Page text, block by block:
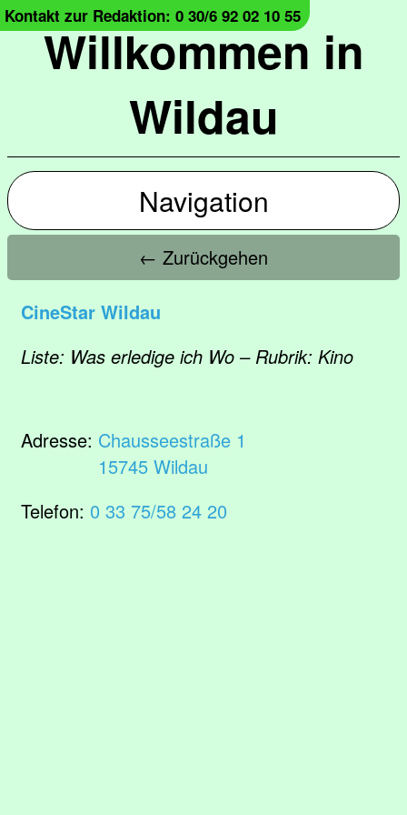
Willkommen in
Wildau
Kontakt zur Redaktion: 0 30/6 92 02 10 55
Navigation
← Zurückgehen
CineStar Wildau
Liste: Was erledige ich Wo – Rubrik: Kino
Adresse: Chausseestraße 1
15745 Wildau
Telefon: 0 33 75/58 24 20